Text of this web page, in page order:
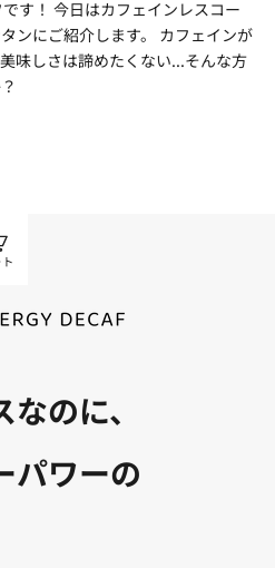
す！ 今日はカフェインレスコー
ンにご紹介します。 カフェインが
味しさは諦めたくない...そんな方
のに、
パワーの